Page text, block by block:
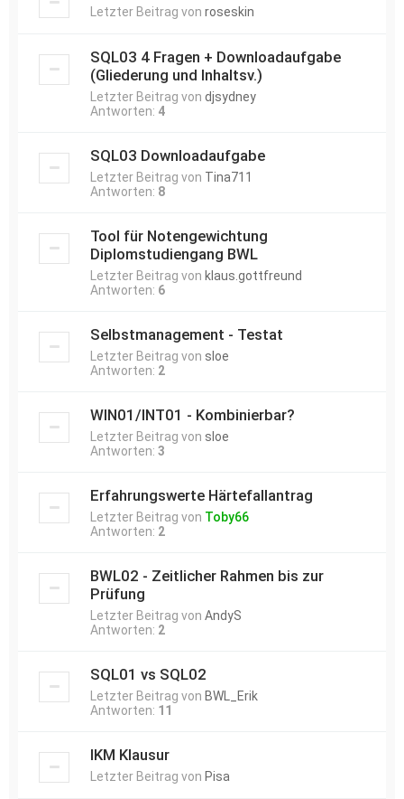
Letzter Beitrag von roseskin
SQL03 4 Fragen + Downloadaufgabe
(Gliederung und Inhaltsv.)
Letzter Beitrag von djsydney
Antworten: 4
SQL03 Downloadaufgabe
Letzter Beitrag von Tina711
Antworten: 8
Tool für Notengewichtung
Diplomstudiengang BWL
Letzter Beitrag von klaus.gottfreund
Antworten: 6
Selbstmanagement - Testat
Letzter Beitrag von sloe
Antworten: 2
WIN01/INT01 - Kombinierbar?
Letzter Beitrag von sloe
Antworten: 3
Erfahrungswerte Härtefallantrag
Letzter Beitrag von Toby66
Antworten: 2
BWL02 - Zeitlicher Rahmen bis zur
Prüfung
Letzter Beitrag von AndyS
Antworten: 2
SQL01 vs SQL02
Letzter Beitrag von BWL_Erik
Antworten: 11
IKM Klausur
Letzter Beitrag von Pisa